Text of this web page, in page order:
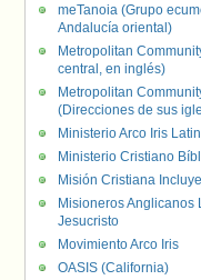
meTanoia (Grupo
Andalucía oriental)
Metropolitan
central, en inglés)
Metropolitan
(Direcciones de sus
Ministerio Arco Iris
Ministerio Cristiano
Misión Cristiana
Misioneros Anglicanos
Jesucristo
Movimiento Arco Iris
OASIS (California)